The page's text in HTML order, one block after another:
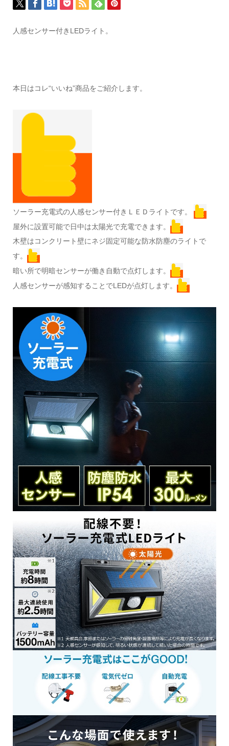
人感センサー付きLEDライト。
本日はコレ“いいね”商品をご紹介します。
ソーラー充電式の人感センサー付きＬＥＤライトです。
屋外に設置可能で日中は太陽光で充電できます。
木壁はコンクリート壁にネジ固定可能な防水防塵のライトで
す。
暗い所で明暗センサーが働き自動で点灯します。
人感センサーが感知することでLEDが点灯します。